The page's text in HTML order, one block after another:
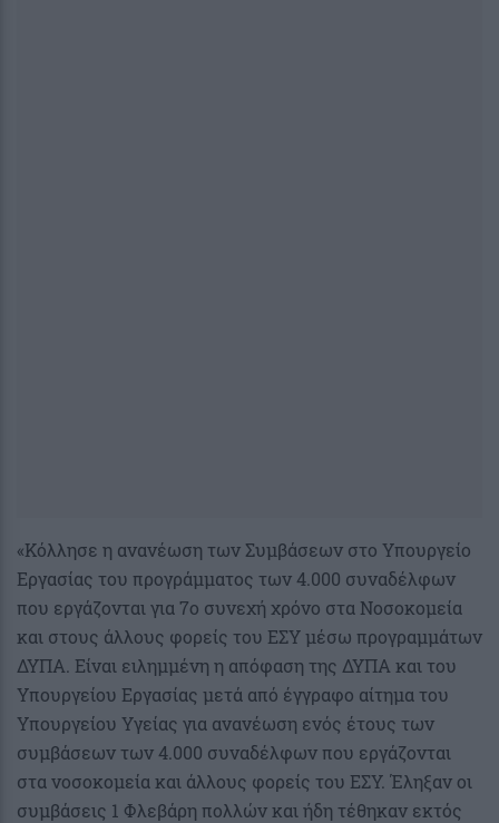
«Κόλλησε η ανανέωση των Συμβάσεων στο Υπουργείο
Εργασίας του προγράμματος των 4.000 συναδέλφων
που εργάζονται για 7ο συνεχή χρόνο στα Νοσοκομεία
και στους άλλους φορείς του ΕΣΥ μέσω προγραμμάτων
ΔΥΠΑ. Είναι ειλημμένη η απόφαση της ΔΥΠΑ και του
Υπουργείου Εργασίας μετά από έγγραφο αίτημα του
Υπουργείου Υγείας για ανανέωση ενός έτους των
συμβάσεων των 4.000 συναδέλφων που εργάζονται
στα νοσοκομεία και άλλους φορείς του ΕΣΥ. Έληξαν οι
συμβάσεις 1 Φλεβάρη πολλών και ήδη τέθηκαν εκτός